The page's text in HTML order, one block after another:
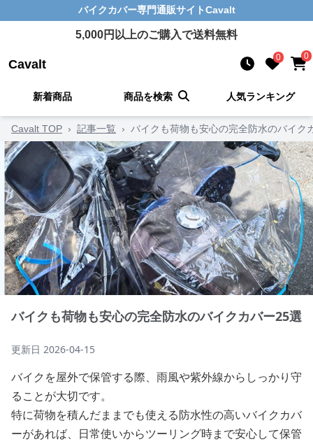
バイクカバー専門通販サイトCavalt
5,000円以上のご購入で送料無料
Cavalt 0 0
新着商品 商品を検索 人気ランキング
Cavalt TOP › 記事一覧 › バイクも荷物も安心の完全防水のバイク
バイクも荷物も安心の完全防水のバイクカバー25選
更新日 2026-04-15
バイクを屋外で保管する際、雨風や紫外線からしっかり守
ることが大切です。
特に荷物を積んだままでも使える防水性の高いバイクカバ
ーがあれば、日常使いからツーリング時まで安心して保管